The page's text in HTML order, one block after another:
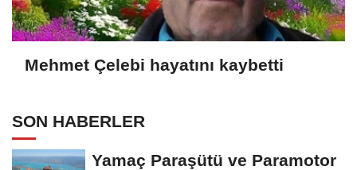
Mehmet Çelebi hayatını kaybetti
SON HABERLER
Yamaç Paraşütü ve Paramotor